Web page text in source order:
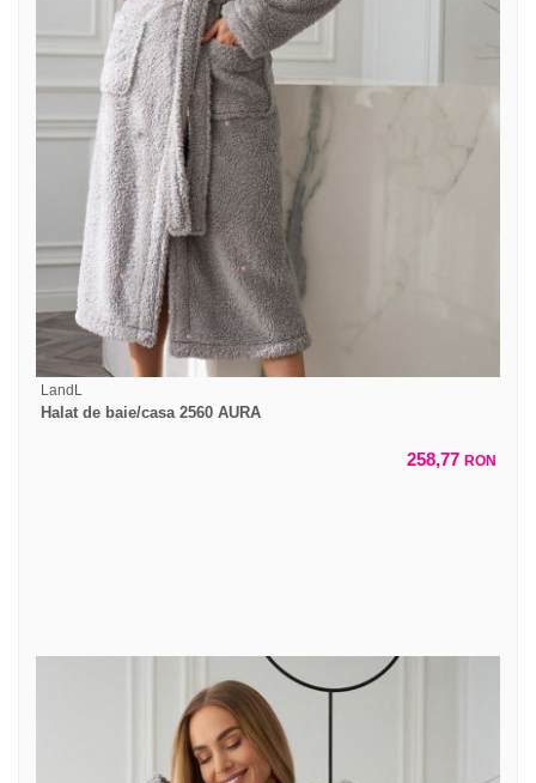
LandL
Halat de baie/casa 2560 AURA
258,77 RON